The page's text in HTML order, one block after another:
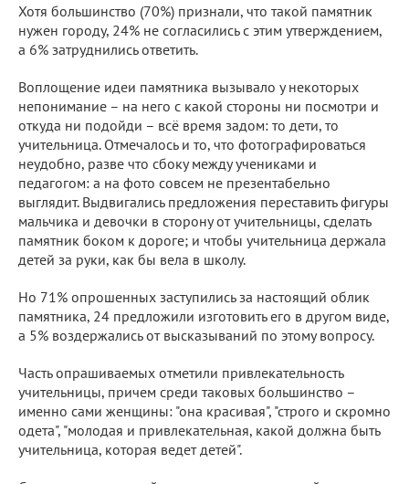
Хотя большинство (70%) признали, что такой памятник
нужен городу, 24% не согласились с этим утверждением,
а 6% затруднились ответить.
Воплощение идеи памятника вызывало у некоторых
непонимание – на него с какой стороны ни посмотри и
откуда ни подойди – всё время задом: то дети, то
учительница. Отмечалось и то, что фотографироваться
неудобно, разве что сбоку между учениками и
педагогом: а на фото совсем не презентабельно
выглядит. Выдвигались предложения переставить фигуры
мальчика и девочки в сторону от учительницы, сделать
памятник боком к дороге; и чтобы учительница держала
детей за руки, как бы вела в школу.
Но 71% опрошенных заступились за настоящий облик
памятника, 24 предложили изготовить его в другом виде,
а 5% воздержались от высказываний по этому вопросу.
Часть опрашиваемых отметили привлекательность
учительницы, причем среди таковых большинство –
именно сами женщины: "она красивая", "строго и скромно
одета", "молодая и привлекательная, какой должна быть
учительница, которая ведет детей".